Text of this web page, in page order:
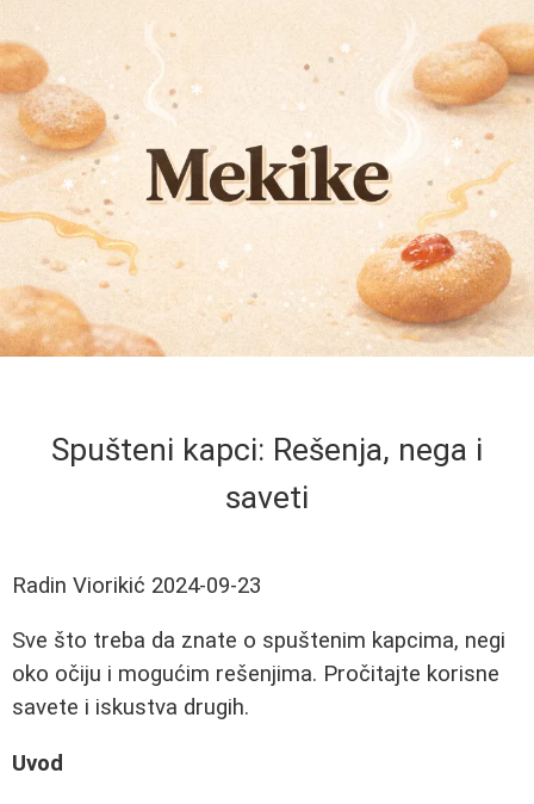
Spušteni kapci: Rešenja, nega i
saveti
Radin Viorikić 2024-09-23
Sve što treba da znate o spuštenim kapcima, negi
oko očiju i mogućim rešenjima. Pročitajte korisne
savete i iskustva drugih.
Uvod